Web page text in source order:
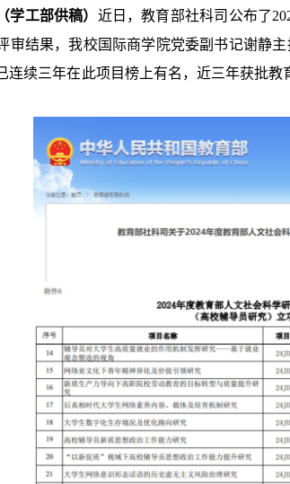
学工部供稿） 近日，教育部社科司公布了
审结果，我校国际商学院党委副书记谢静
连续三年在此项目榜上有名，近三年获批